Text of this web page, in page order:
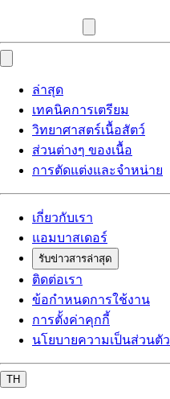
ล่าสุด
เทคนิคการเตรียม
วิทยาศาสตร์เนื้อสัตว์
ส่วนต่างๆ ของเนื้อ
การตัดแต่งและจำหน่าย
เกี่ยวกับเรา
แอมบาสเดอร์
รับข่าวสารล่าสุด
ติดต่อเรา
ข้อกำหนดการใช้งาน
การตั้งค่าคุกกี้
นโยบายความเป็นส่วนตัว
TH